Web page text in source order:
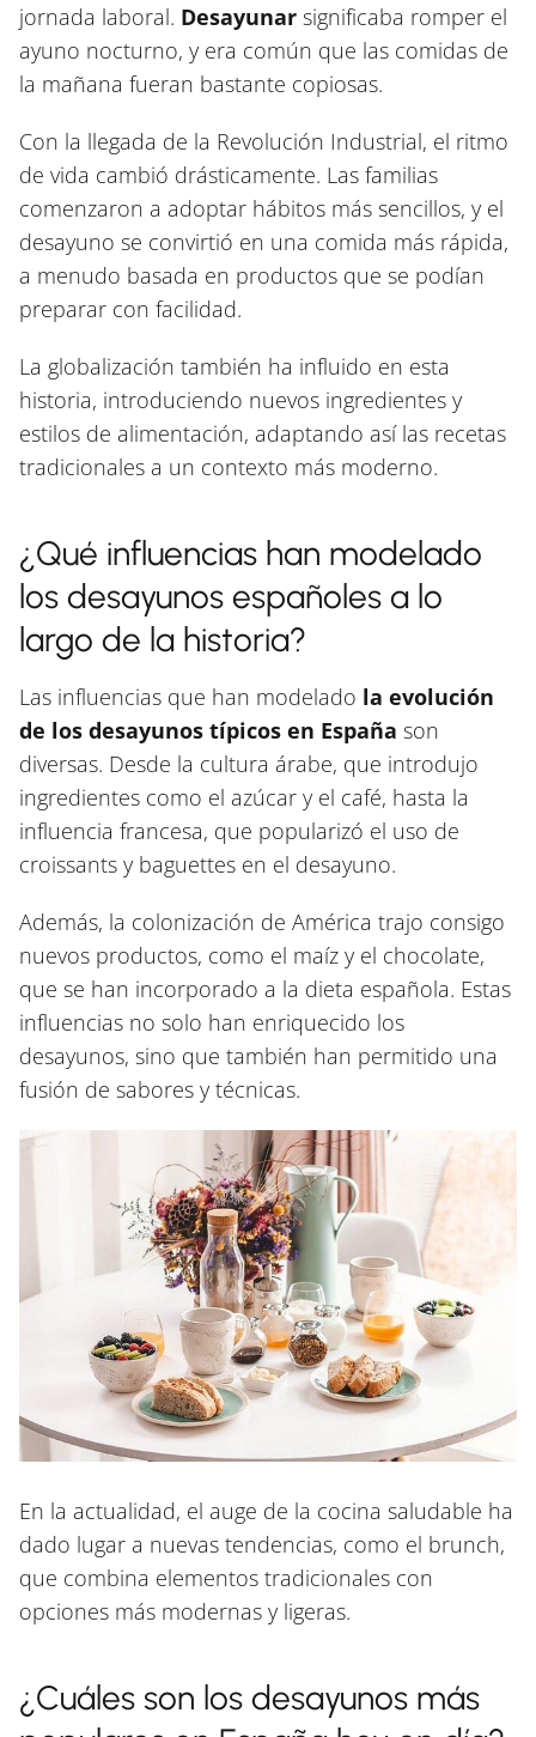
jornada laboral. Desayunar significaba romper el
ayuno nocturno, y era común que las comidas de
la mañana fueran bastante copiosas.
Con la llegada de la Revolución Industrial, el ritmo
de vida cambió drásticamente. Las familias
comenzaron a adoptar hábitos más sencillos, y el
desayuno se convirtió en una comida más rápida,
a menudo basada en productos que se podían
preparar con facilidad.
La globalización también ha influido en esta
historia, introduciendo nuevos ingredientes y
estilos de alimentación, adaptando así las recetas
tradicionales a un contexto más moderno.
¿Qué influencias han modelado
los desayunos españoles a lo
largo de la historia?
Las influencias que han modelado la evolución
de los desayunos típicos en España son
diversas. Desde la cultura árabe, que introdujo
ingredientes como el azúcar y el café, hasta la
influencia francesa, que popularizó el uso de
croissants y baguettes en el desayuno.
Además, la colonización de América trajo consigo
nuevos productos, como el maíz y el chocolate,
que se han incorporado a la dieta española. Estas
influencias no solo han enriquecido los
desayunos, sino que también han permitido una
fusión de sabores y técnicas.
En la actualidad, el auge de la cocina saludable ha
dado lugar a nuevas tendencias, como el brunch,
que combina elementos tradicionales con
opciones más modernas y ligeras.
¿Cuáles son los desayunos más